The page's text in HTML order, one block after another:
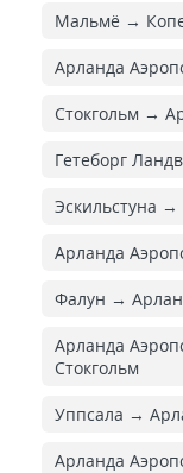
Мальмё →
Арланда
Стокгольм →
Гетеборг
Эскильстуна →
Арланда
Фалун →
Арланда
Стокгольм
Уппсала →
Арланда